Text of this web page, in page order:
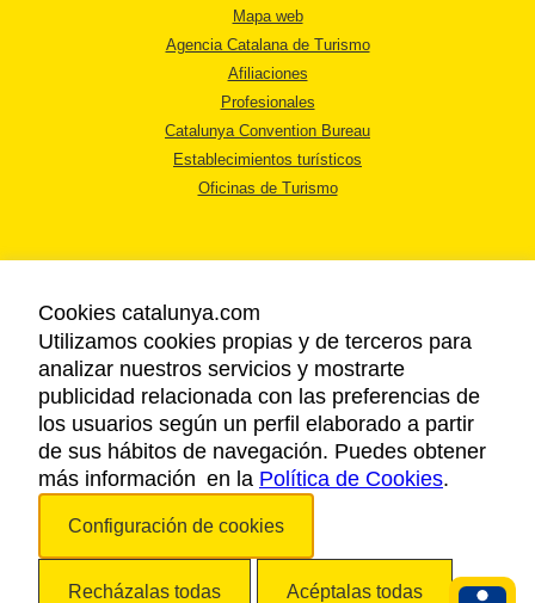
Mapa web
Agencia Catalana de Turismo
Afiliaciones
Profesionales
Catalunya Convention Bureau
Establecimientos turísticos
Oficinas de Turismo
AVISO LEGAL
POLÍTICA DE PRIVACIDAD
COOKIES
ACCESSIBILIDAD
Copyright © 2026. Agencia Catalana de Turismo. Todos los derechos
Cookies catalunya.com
Utilizamos cookies propias y de terceros para
analizar nuestros servicios y mostrarte
publicidad relacionada con las preferencias de
los usuarios según un perfil elaborado a partir
de sus hábitos de navegación. Puedes obtener
más información en la Política de Cookies.
Configuración de cookies
Recházalas todas Acéptalas todas